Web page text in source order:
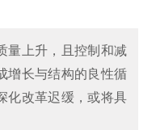
量上升，且控制和减
增长与结构的良性循
化改革迟缓，或将具